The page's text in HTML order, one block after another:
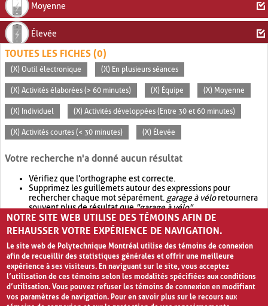
Moyenne
Élevée
TOUTES LES FICHES (0)
(X) Outil électronique (X) En plusieurs séances
(X) Activités élaborées (> 60 minutes) (X) Équipe (X) Moyenne
(X) Individuel (X) Activités développées (Entre 30 et 60 minutes)
(X) Activités courtes (< 30 minutes) (X) Élevée
Votre recherche n'a donné aucun résultat
Vérifiez que l'orthographe est correcte.
Supprimez les guillemets autour des expressions pour
rechercher chaque mot séparément. garage à véloretournera
souvent plus de résultat que"garage à vélo".
Envisagez d'élargir votre recherche avec OR.garage OR vélo
retournera souvent plus de résultat quegarage à vélo
NOTRE SITE WEB UTILISE DES TÉMOINS AFIN DE
REHAUSSER VOTRE EXPÉRIENCE DE NAVIGATION.
Le site web de Polytechnique Montréal utilise des témoins de connexion
afin de recueillir des statistiques générales et offrir une meilleure
expérience à ses visiteurs. En naviguant sur le site, vous acceptez
l’utilisation de ces témoins selon les modalités spécifiées aux conditions
d’utilisation. Vous pouvez refuser les témoins de connexion en modifiant
vos paramètres de navigation. Pour en savoir plus sur le recours aux